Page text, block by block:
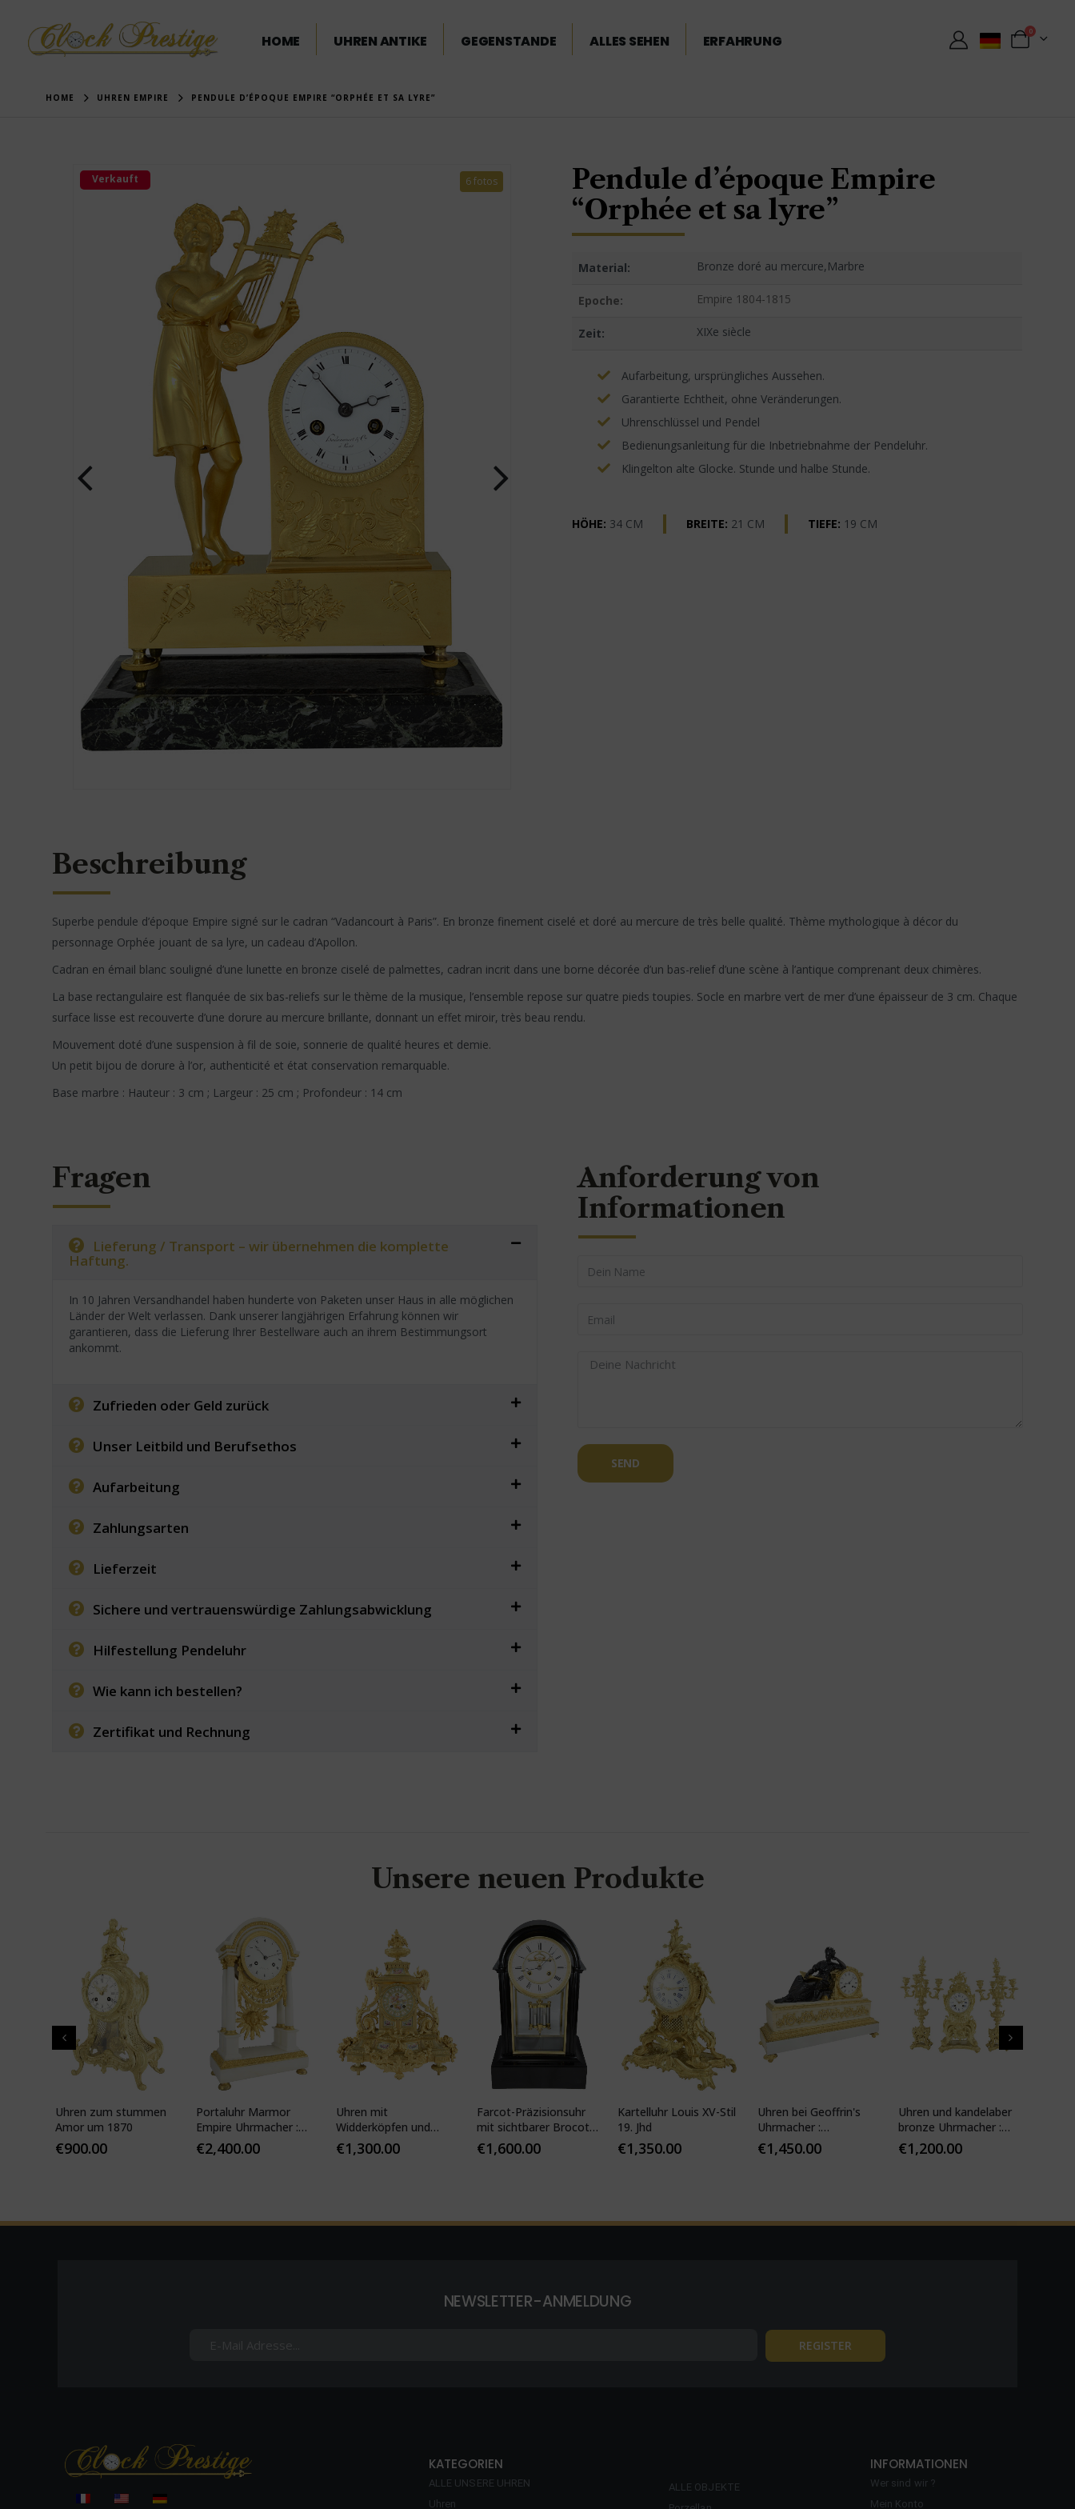
HOME UHREN ANTIKE GEGENSTANDE ALLES SEHEN ERFAHRUNG
0
HOME UHREN EMPIRE PENDULE D’ÉPOQUE EMPIRE “ORPHÉE ET SA LYRE”
6 fotos
Verkauft
Pendule d’époque Empire
“Orphée et sa lyre”
Material: Bronze doré au mercure,Marbre
Epoche: Empire 1804-1815
Zeit: XIXe siècle
Aufarbeitung, ursprüngliches Aussehen.
Garantierte Echtheit, ohne Veränderungen.
Uhrenschlüssel und Pendel
Bedienungsanleitung für die Inbetriebnahme der Pendeluhr.
Klingelton alte Glocke. Stunde und halbe Stunde.
HÖHE: 34 CM BREITE: 21 CM TIEFE: 19 CM
Beschreibung
Superbe pendule d’époque Empire signé sur le cadran “Vadancourt à Paris”. En bronze finement ciselé et doré au mercure de très belle qualité. Thème mythologique à décor du
personnage Orphée jouant de sa lyre, un cadeau d’Apollon.
Cadran en émail blanc souligné d’une lunette en bronze ciselé de palmettes, cadran incrit dans une borne décorée d’un bas-relief d’une scène à l’antique comprenant deux chimères.
La base rectangulaire est flanquée de six bas-reliefs sur le thème de la musique, l’ensemble repose sur quatre pieds toupies. Socle en marbre vert de mer d’une épaisseur de 3 cm. Chaque
surface lisse est recouverte d’une dorure au mercure brillante, donnant un effet miroir, très beau rendu.
Mouvement doté d’une suspension à fil de soie, sonnerie de qualité heures et demie.
Un petit bijou de dorure à l’or, authenticité et état conservation remarquable.
Base marbre : Hauteur : 3 cm ; Largeur : 25 cm ; Profondeur : 14 cm
Fragen
Lieferung / Transport – wir übernehmen die komplette
Haftung.
In 10 Jahren Versandhandel haben hunderte von Paketen unser Haus in alle möglichen
Länder der Welt verlassen. Dank unserer langjährigen Erfahrung können wir
garantieren, dass die Lieferung Ihrer Bestellware auch an ihrem Bestimmungsort
ankommt.
Zufrieden oder Geld zurück
Unser Leitbild und Berufsethos
Aufarbeitung
Zahlungsarten
Lieferzeit
Sichere und vertrauenswürdige Zahlungsabwicklung
Hilfestellung Pendeluhr
Wie kann ich bestellen?
Zertifikat und Rechnung
Anforderung von
Informationen
SEND
Unsere neuen Produkte
Uhren zum stummen
Amor um 1870
€900.00
Portaluhr Marmor
Empire Uhrmacher :
VEIBEL 1810
€2,400.00
Uhren mit
Widderköpfen und
Pariser Porzellan
€1,300.00
Farcot-Präzisionsuhr
mit sichtbarer Brocot-
Hemmung
€1,600.00
Kartelluhr Louis XV-Stil
19. Jhd
€1,350.00
Uhren bei Geoffrin's
Uhrmacher :
Desfontaines 1850
€1,450.00
Uhren und kandelaber
bronze Uhrmacher :
Mougin
€1,200.00
NEWSLETTER-ANMELDUNG
KATEGORIEN
ALLE UNSERE UHREN
Uhren
ALLE OBJEKTE
INFORMATIONEN
Wer sind wir ?
Mein Konto